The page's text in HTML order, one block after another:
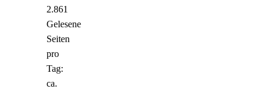
2.861
Gelesene
Seiten
pro
Tag:
ca.